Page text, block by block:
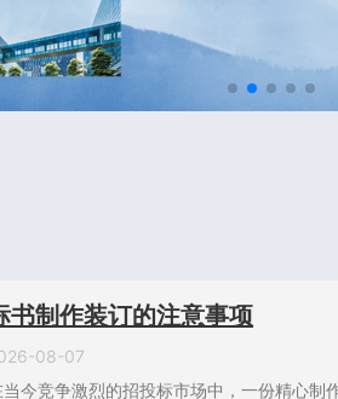
书制作装订的注意事项
08-07
当今竞争激烈的招投标市场中，一份精心制